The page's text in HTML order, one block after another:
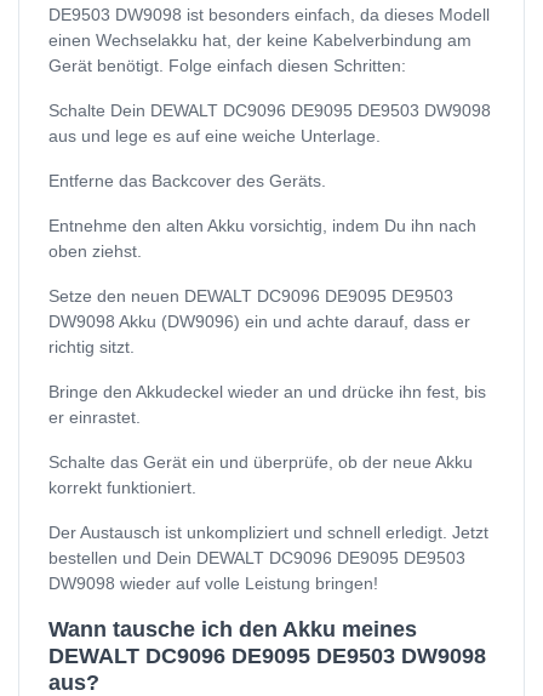
DE9503 DW9098 ist besonders einfach, da dieses Modell
einen Wechselakku hat, der keine Kabelverbindung am
Gerät benötigt. Folge einfach diesen Schritten:
Schalte Dein DEWALT DC9096 DE9095 DE9503 DW9098
aus und lege es auf eine weiche Unterlage.
Entferne das Backcover des Geräts.
Entnehme den alten Akku vorsichtig, indem Du ihn nach
oben ziehst.
Setze den neuen DEWALT DC9096 DE9095 DE9503
DW9098 Akku (DW9096) ein und achte darauf, dass er
richtig sitzt.
Bringe den Akkudeckel wieder an und drücke ihn fest, bis
er einrastet.
Schalte das Gerät ein und überprüfe, ob der neue Akku
korrekt funktioniert.
Der Austausch ist unkompliziert und schnell erledigt. Jetzt
bestellen und Dein DEWALT DC9096 DE9095 DE9503
DW9098 wieder auf volle Leistung bringen!
Wann tausche ich den Akku meines
DEWALT DC9096 DE9095 DE9503 DW9098
aus?